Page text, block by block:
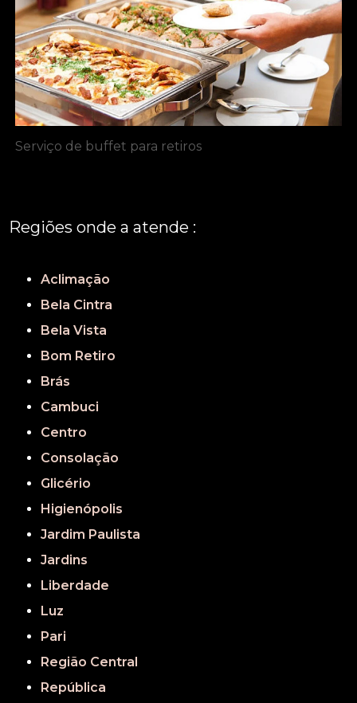
Serviço de buffet para retiros
Regiões onde a atende :
Aclimação
Bela Cintra
Bela Vista
Bom Retiro
Brás
Cambuci
Centro
Consolação
Glicério
Higienópolis
Jardim Paulista
Jardins
Liberdade
Luz
Pari
Região Central
República